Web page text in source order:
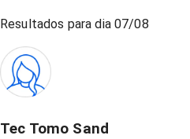
Resultados para dia07/08
Tec Tomo Sand